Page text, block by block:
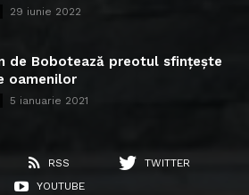
29 iunie 2022
de Bobotează preotul sfințește
oamenilor
5 ianuarie 2021
RSS
TWITTER
YOUTUBE